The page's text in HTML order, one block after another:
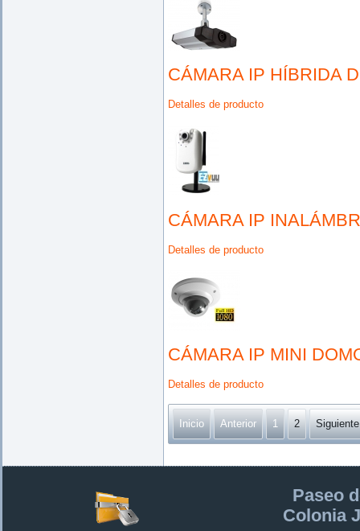
CÁMARA IP HÍBRIDA
Detalles de producto
CÁMARA IP
Detalles de producto
CÁMARA IP MINI
Detalles de producto
Inicio Anterior 1 2 Siguiente
Paseo
Colonia